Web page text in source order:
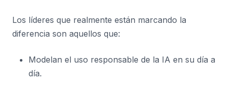
Los líderes que realmente están marcando la
diferencia son aquellos que:
Modelan el uso responsable de la IA en su día a
día.